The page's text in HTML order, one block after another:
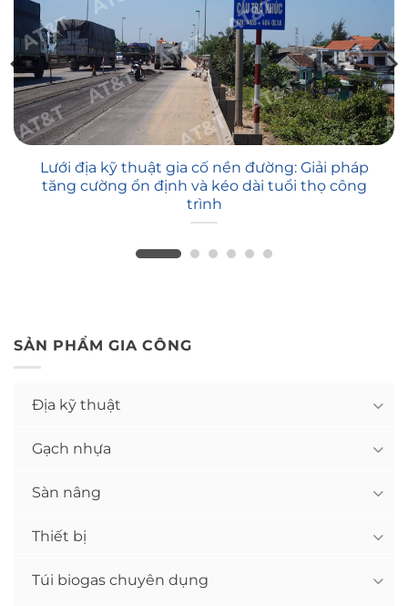
Lưới địa kỹ thuật gia cố nền đường: Giải pháp
tăng cường ổn định và kéo dài tuổi thọ công
trình
SẢN PHẨM GIA CÔNG
Địa kỹ thuật
Gạch nhựa
Sàn nâng
Thiết bị
Túi biogas chuyên dụng